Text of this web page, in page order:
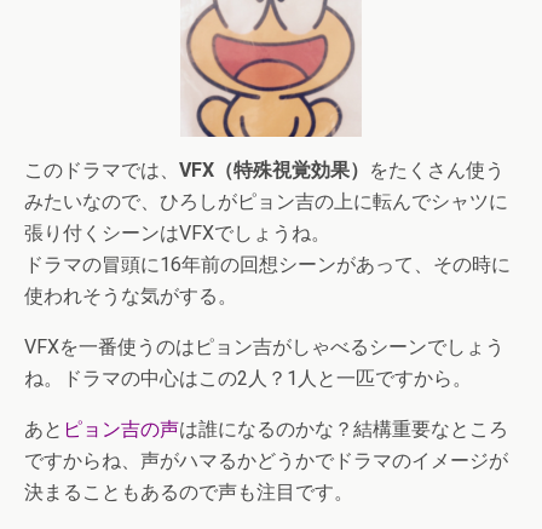
このドラマでは、 VFX（特殊視覚効果） をたくさん使う
みたいなので、ひろしがピョン吉の上に転んでシャツに
張り付くシーンはVFXでしょうね。
ドラマの冒頭に16年前の回想シーンがあって、その時に
使われそうな気がする。
VFXを一番使うのはピョン吉がしゃべるシーンでしょう
ね。ドラマの中心はこの2人？1人と一匹ですから。
あと ピョン吉の声は誰になるのかな？結構重要なところ
ですからね、声がハマるかどうかでドラマのイメージが
決まることもあるので声も注目です。